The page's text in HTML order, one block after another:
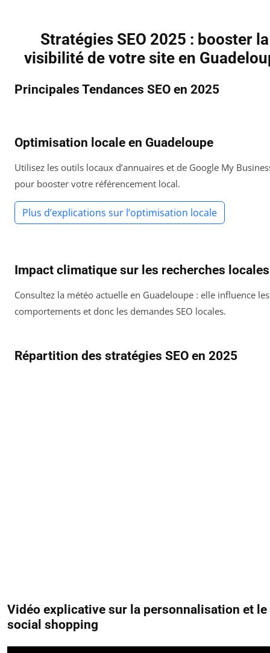
Stratégies SEO 2025 : booster la
visibilité de votre site en
Principales Tendances SEO en 2025
Optimisation locale en Guadeloupe
Utilisez les outils locaux d’annuaires et de Google My
pour booster votre référencement local.
Plus d’explications sur l’optimisation locale
Impact climatique sur les recherches locales
Consultez la météo actuelle en Guadeloupe : elle influence les
comportements et donc les demandes SEO locales.
Répartition des stratégies SEO en 2025
Vidéo explicative sur la personnalisation et le
social shopping